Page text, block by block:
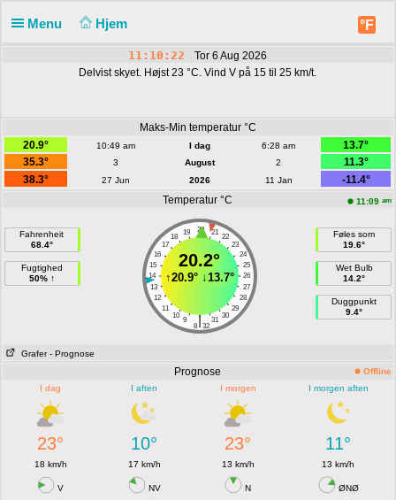
Menu Hjem °F
11:10:22
Tor 6 Aug 2026
Delvist skyet. Højst 23 °C. Vind V på 15 til 25 km/t.
Maks-Min temperatur °C
20.9°
10:49 am I dag 6:28 am
13.7°
35.3°
3 August 2
11.3°
38.3°
27 Jun 2026 11 Jan
-11.4°
Temperatur °C
11:09 am
Fahrenheit
68.4°
Fugtighed
50% ↑
20
19 21
18
22
17
23
16
24
15
25
14
26
13
27
12
28
11
29
10
30
9 31
|
8 32
20.2°
↑20.9°↓13.7°
Føles som
19.6°
Wet Bulb
14.2°
Duggpunkt
9.4°
Grafer - Prognose
Prognose
Offline
I dag
I aften I morgen I morgen aften
23° 10° 23° 11°
18 km/h 17 km/h 13 km/h 13 km/h
V NV N
ØNØ